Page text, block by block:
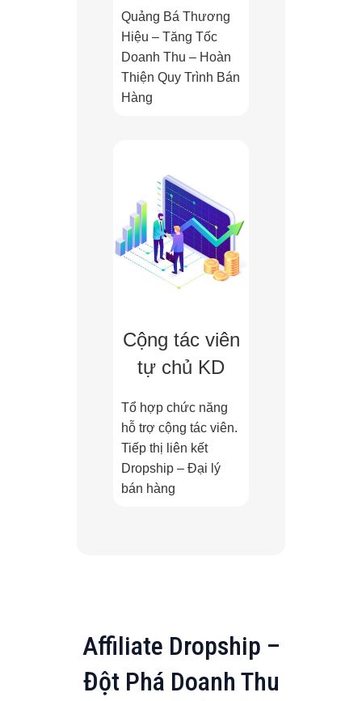
Quảng Bá Thương
Hiệu – Tăng Tốc
Doanh Thu – Hoàn
Thiện Quy Trình Bán
Hàng
Cộng tác viên
tự chủ KD
Tổ hợp chức năng
hỗ trợ cộng tác viên.
Tiếp thị liên kết
Dropship – Đại lý
bán hàng
Affiliate Dropship –
Đột Phá Doanh Thu